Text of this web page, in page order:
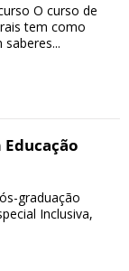
O curso de
tem como
graduação
Inclusiva,